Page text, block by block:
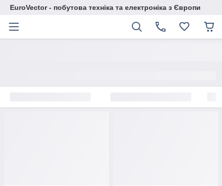
EuroVector - побутова техніка та електроніка з Європи